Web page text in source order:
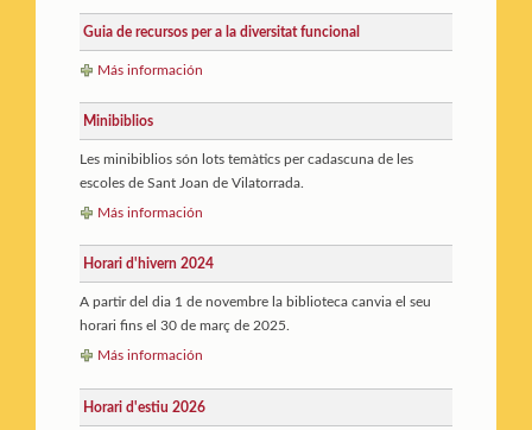
Guia de recursos per a la diversitat funcional
Más información
Minibiblios
Les minibiblios són lots temàtics per cadascuna de les
escoles de Sant Joan de Vilatorrada.
Más información
Horari d'hivern 2024
A partir del dia 1 de novembre la biblioteca canvia el seu
horari fins el 30 de març de 2025.
Más información
Horari d'estiu 2026